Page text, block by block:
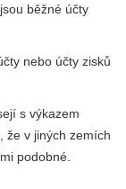
běžné účty
nebo účty zisků
s výkazem
že v jiných zemích
podobné.